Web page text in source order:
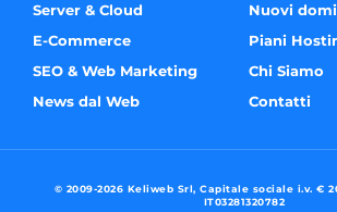
Server & Cloud
E-Commerce
SEO & Web Marketing
News dal Web
Nuovi
Piani
Chi Siamo
Contatti
© 2009-2026 Keliweb Srl, Capitale sociale i.v. €
IT03281320782